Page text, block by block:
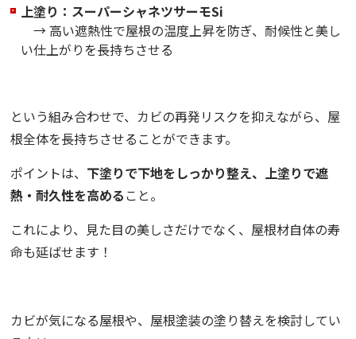
上塗り：スーパーシャネツサーモSi
→ 高い遮熱性で屋根の温度上昇を防ぎ、耐候性と美し
い仕上がりを長持ちさせる
という組み合わせで、カビの再発リスクを抑えながら、屋
根全体を長持ちさせることができます。
ポイントは、 下塗りで下地をしっかり整え、上塗りで遮
熱・耐久性を高める こと。
これにより、見た目の美しさだけでなく、屋根材自体の寿
命も延ばせます！
カビが気になる屋根や、屋根塗装の塗り替えを検討してい